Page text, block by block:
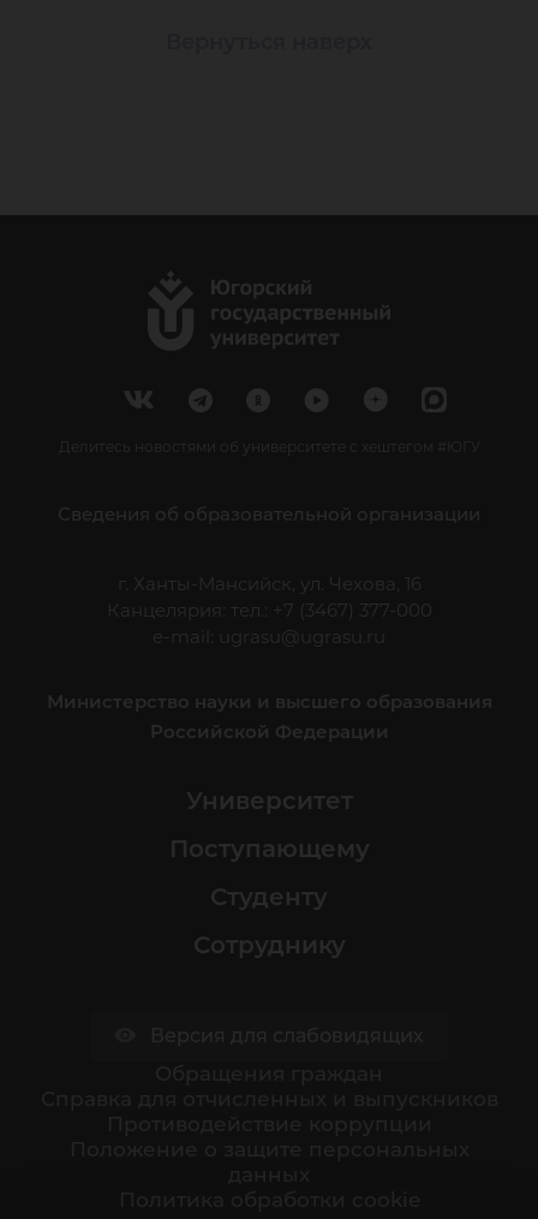
Делитесь новостями об университете с хештегом #ЮГУ
Сведения об образовательной организации
г. Ханты-Мансийск, ул. Чехова, 16
Канцелярия: тел.: +7 (3467) 377-000
e-mail:
ugrasu@ugrasu.ru
Министерство науки и высшего образования
Российской Федерации
Университет
Поступающему
Студенту
Сотруднику